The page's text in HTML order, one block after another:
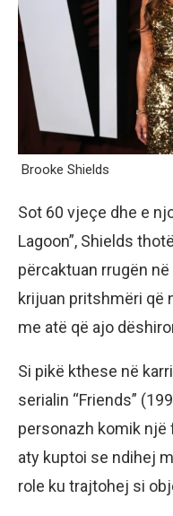
Brooke Shields
Sot 60 vjeçe dhe e
Lagoon”, Shields
përcaktuan rrugën
krijuan pritshmëri që
me atë që ajo
Si pikë kthese në
serialin “Friends”
personazh komik
aty kuptoi se ndihej
role ku trajtohej si